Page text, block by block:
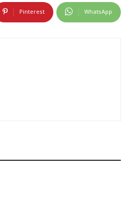
Pinterest WhatsApp